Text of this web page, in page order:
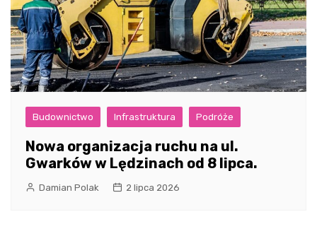
Budownictwo Infrastruktura Podróże
Nowa organizacja ruchu na ul.
Gwarków w Lędzinach od 8 lipca.
Damian Polak 2 lipca 2026